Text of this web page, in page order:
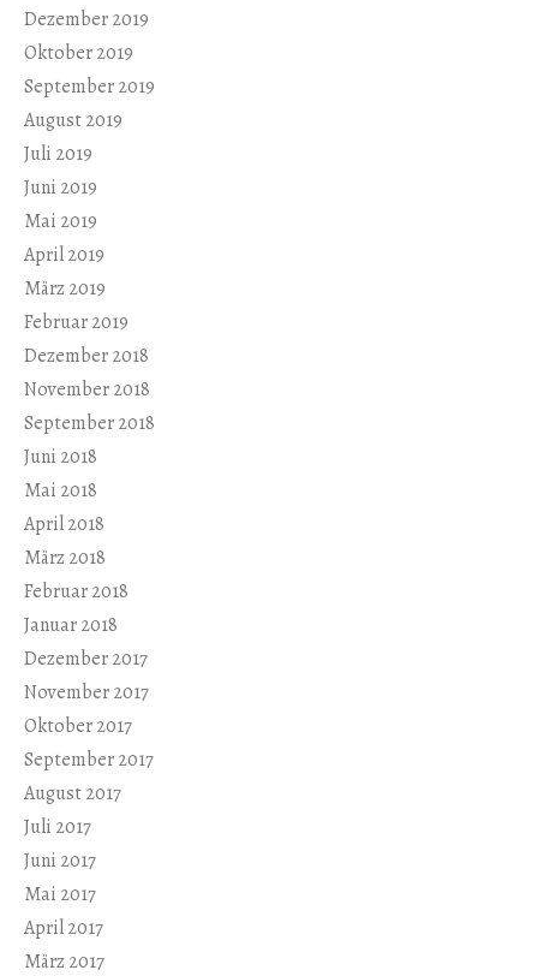
Dezember 2019
Oktober 2019
September 2019
August 2019
Juli 2019
Juni 2019
Mai 2019
April 2019
März 2019
Februar 2019
Dezember 2018
November 2018
September 2018
Juni 2018
Mai 2018
April 2018
März 2018
Februar 2018
Januar 2018
Dezember 2017
November 2017
Oktober 2017
September 2017
August 2017
Juli 2017
Juni 2017
Mai 2017
April 2017
März 2017